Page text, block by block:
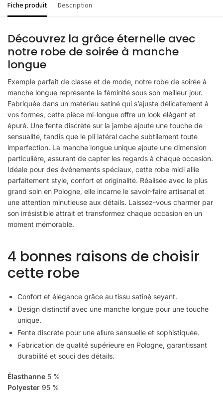
Fiche produit Description
Découvrez la grâce éternelle avec
notre robe de soirée à manche
longue
Exemple parfait de classe et de mode, notre robe de soirée à
manche longue représente la féminité sous son meilleur jour.
Fabriquée dans un matériau satiné qui s’ajuste délicatement à
vos formes, cette pièce mi-longue offre un look élégant et
épuré. Une fente discrète sur la jambe ajoute une touche de
sensualité, tandis que le pli latéral cache subtilement toute
imperfection. La manche longue unique ajoute une dimension
particulière, assurant de capter les regards à chaque occasion.
Idéale pour des événements spéciaux, cette robe midi allie
parfaitement style, confort et originalité. Réalisée avec le plus
grand soin en Pologne, elle incarne le savoir-faire artisanal et
une attention minutieuse aux détails. Laissez-vous charmer par
son irrésistible attrait et transformez chaque occasion en un
moment mémorable.
4 bonnes raisons de choisir
cette robe
Confort et élégance grâce au tissu satiné seyant.
Design distinctif avec une manche longue pour une touche
unique.
Fente discrète pour une allure sensuelle et sophistiquée.
Fabrication de qualité supérieure en Pologne, garantissant
durabilité et souci des détails.
Élasthanne 5 %
Polyester 95 %